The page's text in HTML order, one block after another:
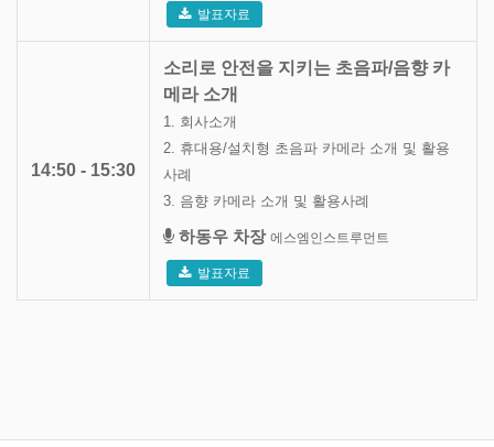
발표자료
14:50 - 15:30
소리로 안전을 지키는 초음파/음향 카
메라 소개
1. 회사소개
2. 휴대용/설치형 초음파 카메라 소개 및 활용
사례
3. 음향 카메라 소개 및 활용사례
하동우 차장 에스엠인스트루먼트
발표자료